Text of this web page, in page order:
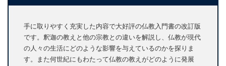
手に取りやすく充実した内容で大好評の仏教入門書の改訂版
です。釈迦の教えと他の宗教との違いを解説し、仏教が現代
の人々の生活にどのような影響を与えているのかを探りま
す。また何世紀にもわたって仏教の教えがどのように発展